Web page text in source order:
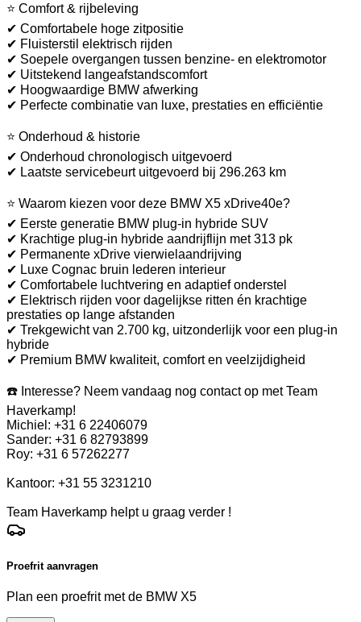
⭐ Comfort & rijbeleving
✔ Comfortabele hoge zitpositie
✔ Fluisterstil elektrisch rijden
✔ Soepele overgangen tussen benzine- en elektromotor
✔ Uitstekend langeafstandscomfort
✔ Hoogwaardige BMW afwerking
✔ Perfecte combinatie van luxe, prestaties en efficiëntie
⭐ Onderhoud & historie
✔ Onderhoud chronologisch uitgevoerd
✔ Laatste servicebeurt uitgevoerd bij 296.263 km
⭐ Waarom kiezen voor deze BMW X5 xDrive40e?
✔ Eerste generatie BMW plug-in hybride SUV
✔ Krachtige plug-in hybride aandrijflijn met 313 pk
✔ Permanente xDrive vierwielaandrijving
✔ Luxe Cognac bruin lederen interieur
✔ Comfortabele luchtvering en adaptief onderstel
✔ Elektrisch rijden voor dagelijkse ritten én krachtige
prestaties op lange afstanden
✔ Trekgewicht van 2.700 kg, uitzonderlijk voor een plug-in
hybride
✔ Premium BMW kwaliteit, comfort en veelzijdigheid
☎️ Interesse? Neem vandaag nog contact op met Team
Haverkamp!
Michiel: +31 6 22406079
Sander: +31 6 82793899
Roy: +31 6 57262277
Kantoor: +31 55 3231210
Team Haverkamp helpt u graag verder !
Proefrit aanvragen
Plan een proefrit met de BMW X5